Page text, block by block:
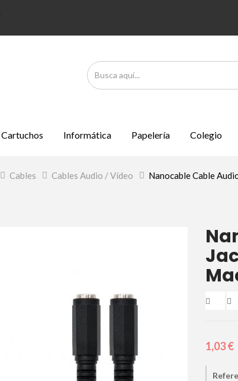
Cartuchos Informática Papelería Colegio
> Cables > Cables Audio / Vídeo > Nanocable Cable
1,03 €